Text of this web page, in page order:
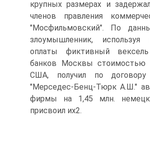
крупных размерах и
членов правления
"Мосфильмовский". По
злоумышленник, используя
оплаты фиктивный
банков Москвы стоимостью
США, получил по
"Мерседес-Бенц-Тюрк А.Ш."
фирмы на 1,45 млн.
присвоил их2.